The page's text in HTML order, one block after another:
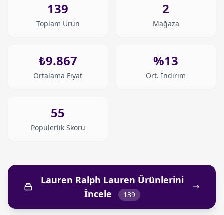
139
Toplam Ürün
2
Mağaza
₺9.867
Ortalama Fiyat
%13
Ort. İndirim
55
Popülerlik Skoru
Lauren Ralph Lauren Ürünlerini
İncele
139